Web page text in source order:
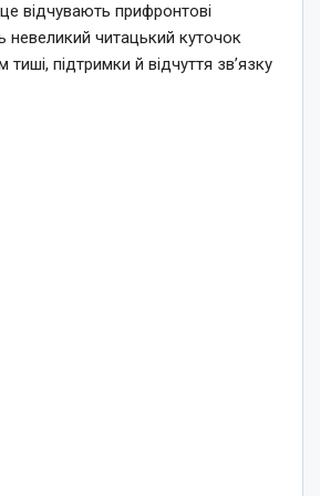
відчувають прифронтові
невеликий читацький куточок
підтримки й відчуття зв’язку